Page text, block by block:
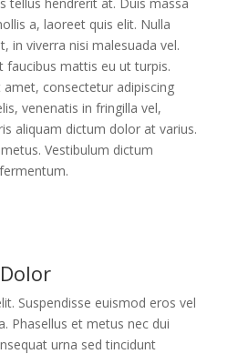
a, laoreet quis elit. Nulla
in viverra nisi malesuada vel.
faucibus mattis eu ut turpis.
consectetur adipiscing
venenatis in fringilla vel,
aliquam dictum dolor at varius.
Vestibulum dictum
Suspendisse euismod eros vel
Phasellus et metus nec dui
urna sed tincidunt